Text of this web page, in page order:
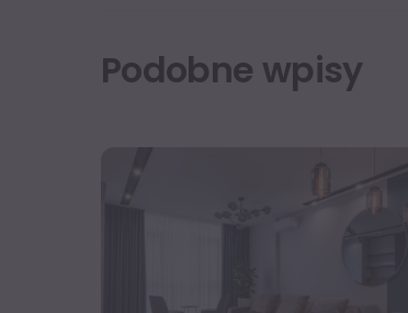
Podobne wpisy